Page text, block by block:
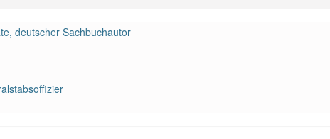
deutscher Sachbuchautor